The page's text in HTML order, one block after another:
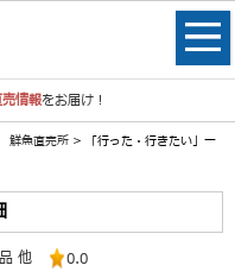
情報をお届け！
鮮魚直売所 > 「行った・行きたい」一
他 0.0